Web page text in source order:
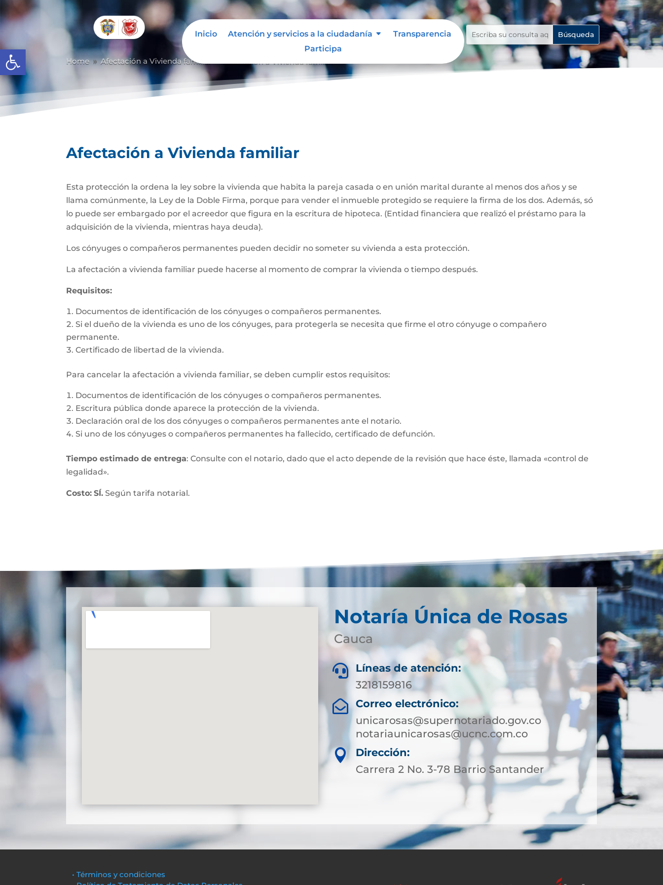
Abrir barra de herramientas
Inicio Atención y servicios a la ciudadanía
Transparencia
Participa
Home 9 Afectación a Vivienda familiar
Afectación a Vivienda familiar
Esta protección la ordena la ley sobre la vivienda que habita la pareja casada o en unión marital durante al menos dos años y se
llama comúnmente, la Ley de la Doble Firma, porque para vender el inmueble protegido se requiere la firma de los dos. Además, só
lo puede ser embargado por el acreedor que figura en la escritura de hipoteca. (Entidad financiera que realizó el préstamo para la
adquisición de la vivienda, mientras haya deuda).
Los cónyuges o compañeros permanentes pueden decidir no someter su vivienda a esta protección.
La afectación a vivienda familiar puede hacerse al momento de comprar la vivienda o tiempo después.
Requisitos:
Documentos de identificación de los cónyuges o compañeros permanentes.
Si el dueño de la vivienda es uno de los cónyuges, para protegerla se necesita que firme el otro cónyuge o compañero
permanente.
Certificado de libertad de la vivienda.
Para cancelar la afectación a vivienda familiar, se deben cumplir estos requisitos:
Documentos de identificación de los cónyuges o compañeros permanentes.
Escritura pública donde aparece la protección de la vivienda.
Declaración oral de los dos cónyuges o compañeros permanentes ante el notario.
Si uno de los cónyuges o compañeros permanentes ha fallecido, certificado de defunción.
Tiempo estimado de entrega: Consulte con el notario, dado que el acto depende de la revisión que hace éste, llamada «control de
legalidad».
Costo: SÍ. Según tarifa notarial.
Notaría Única de Rosas
Cauca

Líneas de atención:
3218159816
 Correo electrónico:
unicarosas@supernotariado.gov.co
notariaunicarosas@ucnc.com.co

Dirección:
Carrera 2 No. 3-78 Barrio Santander
• Términos y condiciones